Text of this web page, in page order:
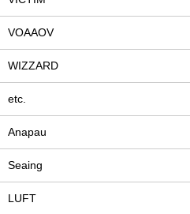
VOAAOV
WIZZARD
etc.
Anapau
Seaing
LUFT